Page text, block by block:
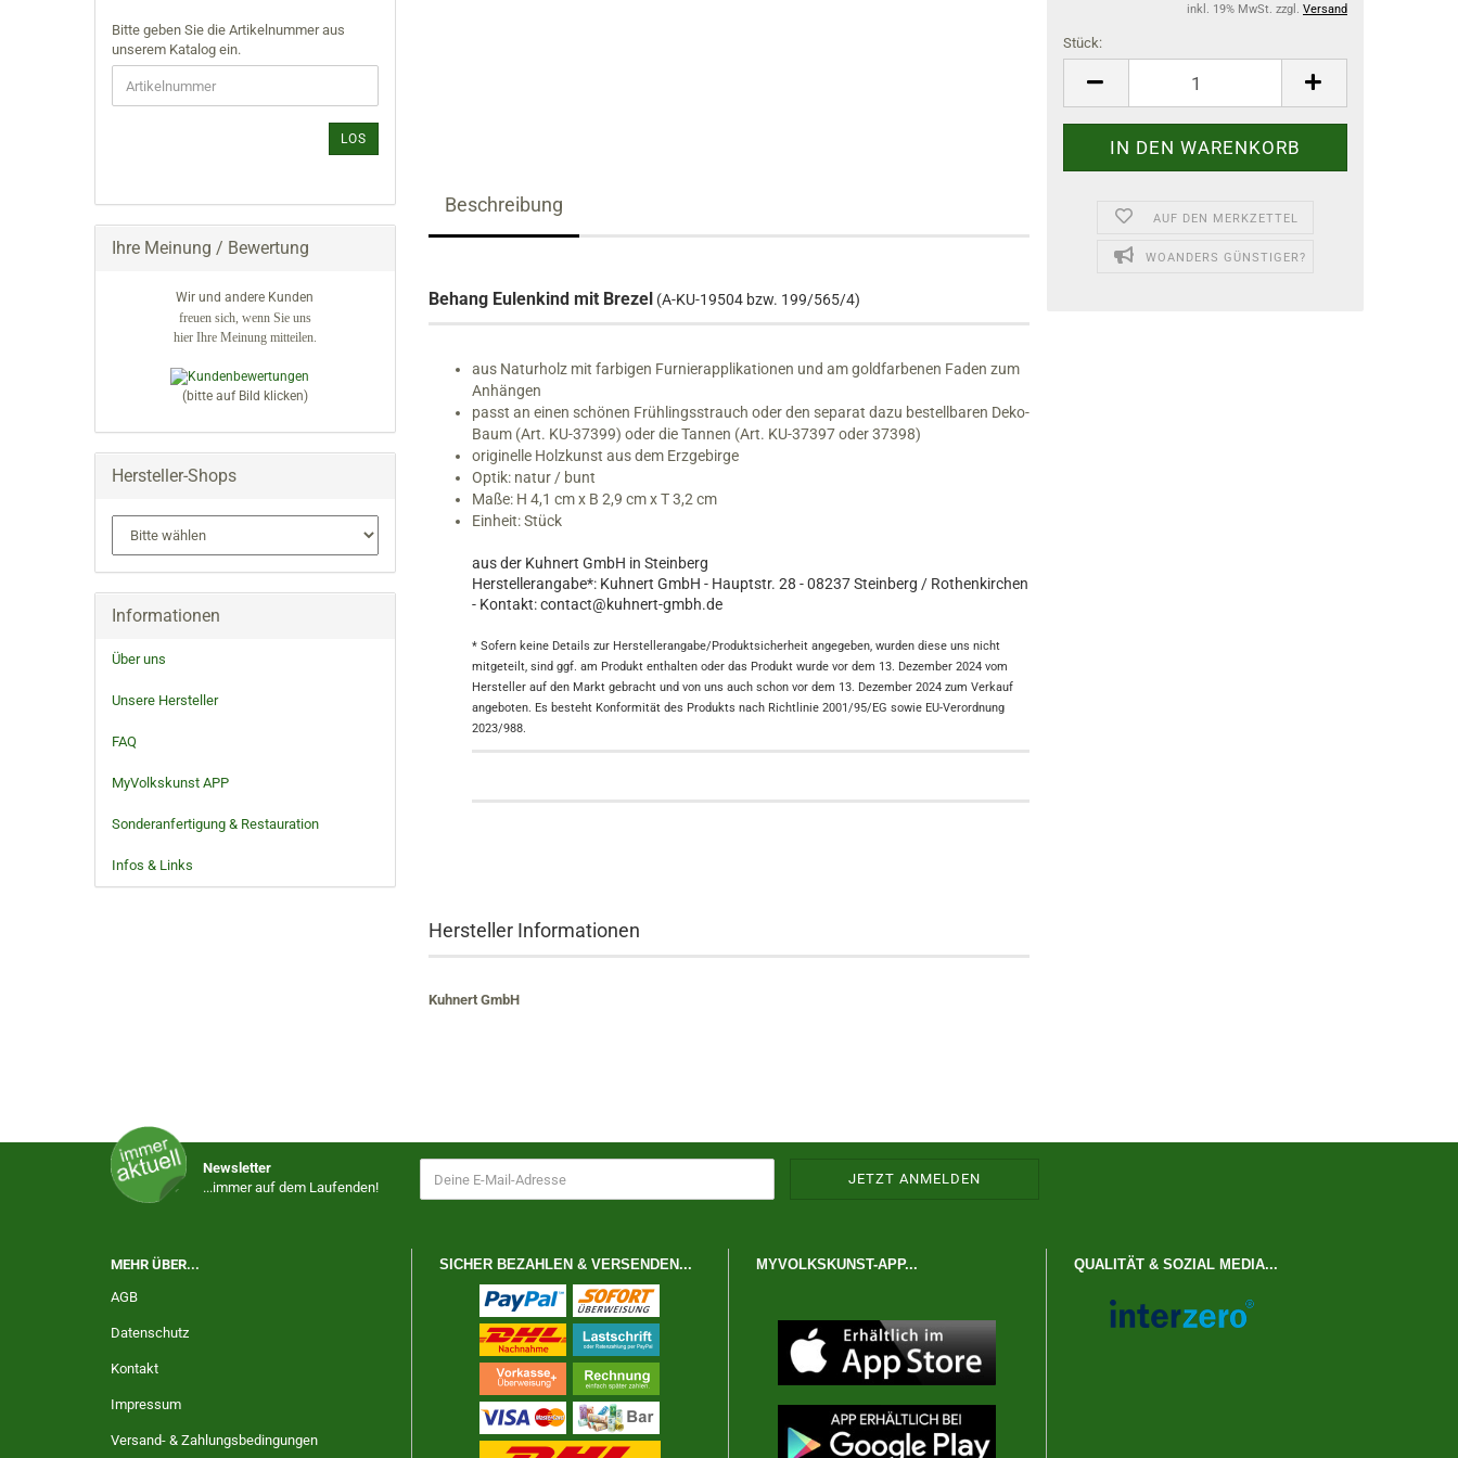
Spitzen & Rundbögen
verdrehte Schwibbögen
Lichterhäuser
Hintergrundhäuser
Blumen & Pflanzen
Spandosen
Spardosen
Zündholzschachteln
Weihnachtsmänner
inkl. 19% MwSt. zzgl. Versand
Stück:
Stück
AUF DEN MERKZETTEL
WOANDERS GÜNSTIGER?
Beschreibung
Behang Eulenkind mit Brezel (A-KU-19504 bzw. 199/565/4)
aus Naturholz mit farbigen Furnierapplikationen und am goldfarbenen Faden zum
Anhängen
passt an einen schönen Frühlingsstrauch oder den separat dazu bestellbaren Deko-
Baum (Art. KU-37399) oder die Tannen (Art. KU-37397 oder 37398)
originelle Holzkunst aus dem Erzgebirge
Optik: natur / bunt
Maße: H 4,1 cm x B 2,9 cm x T 3,2 cm
Einheit: Stück
aus der Kuhnert GmbH in Steinberg
Herstellerangabe*: Kuhnert GmbH - Hauptstr. 28 - 08237 Steinberg / Rothenkirchen
- Kontakt: contact@kuhnert-gmbh.de
* Sofern keine Details zur Herstellerangabe/Produktsicherheit angegeben, wurden diese uns nicht
mitgeteilt, sind ggf. am Produkt enthalten oder das Produkt wurde vor dem 13. Dezember 2024 vom
Hersteller auf den Markt gebracht und von uns auch schon vor dem 13. Dezember 2024 zum Verkauf
angeboten. Es besteht Konformität des Produkts nach Richtlinie 2001/95/EG sowie EU-Verordnung
2023/988.
Hersteller Informationen
Kuhnert GmbH
BITTE
GEBEN
SIE
DIE
ARTIKELNUMMER
Bitte geben Sie die Artikelnummer aus
unserem Katalog ein.
LOS
Ihre Meinung / Bewertung
Wir und andere Kunden
freuen sich, wenn Sie uns
hier Ihre Meinung mitteilen.
(bitte auf Bild klicken)
Hersteller-Shops
Informationen
Über uns
Unsere Hersteller
FAQ
MyVolkskunst APP
Sonderanfertigung & Restauration
Infos & Links
Newsletter
...immer auf dem Laufenden!
MEHR ÜBER...
AGB
Datenschutz
Kontakt
Impressum
Versand- & Zahlungsbedingungen
SICHER BEZAHLEN & VERSENDEN... MYVOLKSKUNST-APP... QUALITÄT & SOZIAL MEDIA...